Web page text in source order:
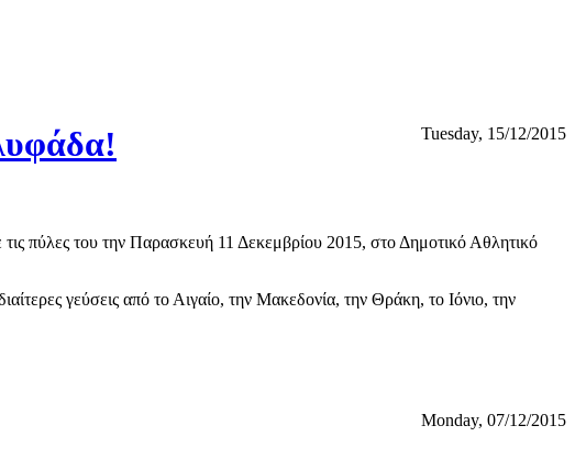
Tuesday, 15/12/2015
πύλες του την Παρασκευή 11 Δεκεμβρίου 2015, στο Δημοτικό Αθλητικό
γεύσεις από το Αιγαίο, την Μακεδονία, την Θράκη, το Ιόνιο, την
Monday, 07/12/2015